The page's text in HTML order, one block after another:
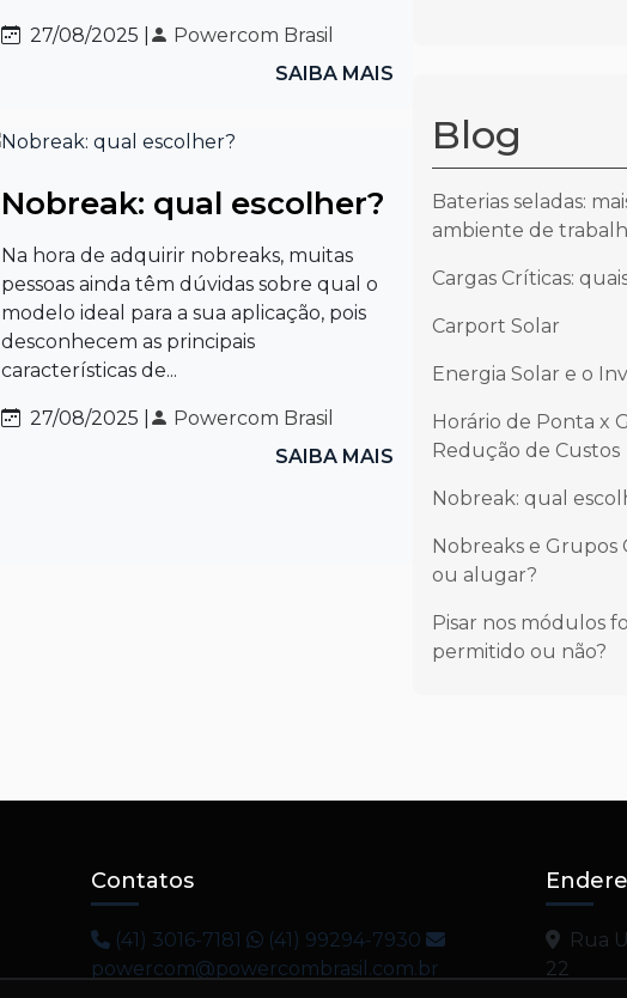
27/08/2025 |
Powercom Brasil
SAIBA MAIS
Nobreak: qual escolher?
Na hora de adquirir nobreaks, muitas
pessoas ainda têm dúvidas sobre qual o
modelo ideal para a sua aplicação, pois
desconhecem as principais
características de...
27/08/2025 |
Powercom Brasil
SAIBA MAIS
Blog
Baterias seladas:
ambiente de
Cargas Críticas:
Carport Solar
Energia Solar e o
Horário de Ponta x
Redução de Custos
Nobreak: qual
Nobreaks e Grupos
ou alugar?
Pisar nos módulos
permitido ou não?
Contatos
(41) 3016-7181
(41) 99294-7930
powercom@powercombrasil.com.br
Rua
22